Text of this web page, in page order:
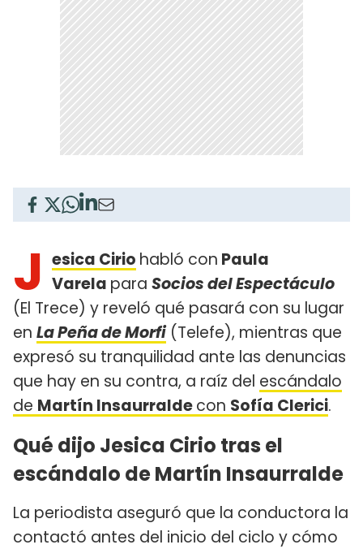
J esica Cirio habló con Paula
Varela para Socios del Espectáculo
(El Trece) y reveló qué pasará con su lugar
en La Peña de Morfi(Telefe), mientras que
expresó su tranquilidad ante las denuncias
que hay en su contra, a raíz del escándalo
de Martín Insaurraldecon Sofía Clerici.
Qué dijo Jesica Cirio tras el
escándalo de Martín Insaurralde
La periodista aseguró que la conductora la
contactó antes del inicio del ciclo y cómo